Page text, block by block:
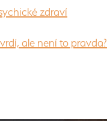
zdraví
ale není to pravda?